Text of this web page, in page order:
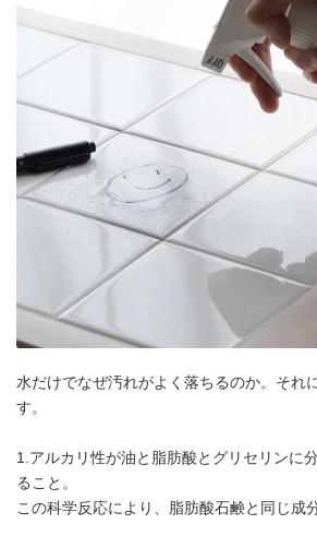
水だけでなぜ汚れがよく落ちるのか。それ
す。
1.アルカリ性が油と脂肪酸とグリセリンに
ること。
この科学反応により、脂肪酸石鹸と同じ成